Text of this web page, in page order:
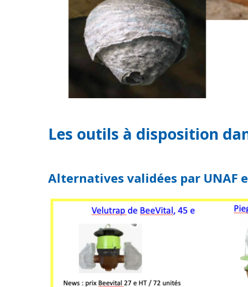
Les outils à disposition
Alternatives validées par UNAF